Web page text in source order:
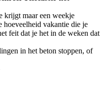
krijgt maar een weekje
hoeveelheid vakantie die je
feit dat je het in de weken dat
in het beton stoppen, of